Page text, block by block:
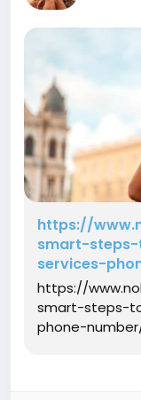
https://
smart-
services-
https://
smart-steps-
phone-